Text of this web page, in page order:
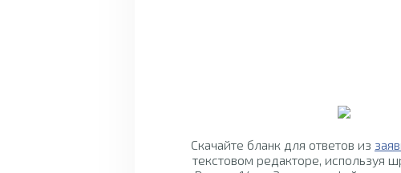
Скачайте бланк для ответов из
текстовом редакторе, используя